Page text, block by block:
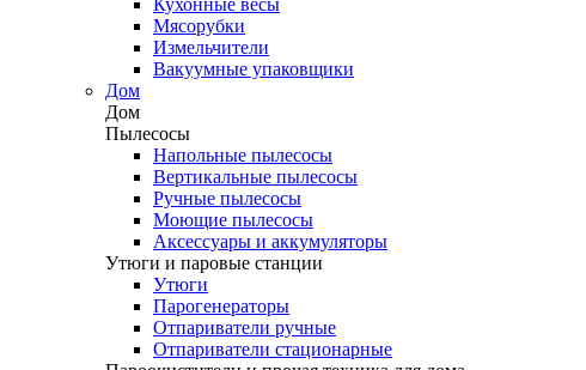
Кухонные весы
Мясорубки
Измельчители
Вакуумные упаковщики
Дом
Дом
Пылесосы
Напольные пылесосы
Вертикальные пылесосы
Ручные пылесосы
Моющие пылесосы
Аксессуары и аккумуляторы
Утюги и паровые станции
Утюги
Парогенераторы
Отпариватели ручные
Отпариватели стационарные